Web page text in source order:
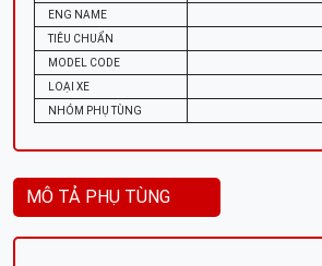
ENG NAME
TIÊU CHUẨN
MODEL CODE
LOẠI XE
NHÓM PHỤ TÙNG
MÔ TẢ PHỤ TÙNG